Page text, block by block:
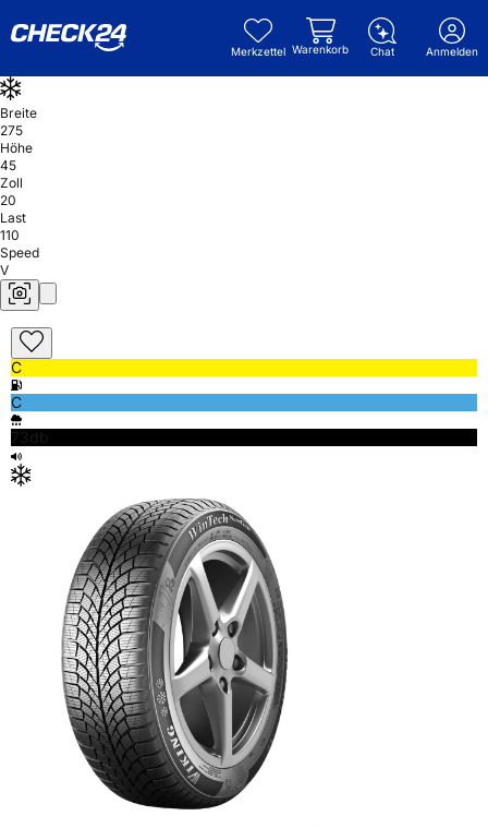
Merkzettel Warenkorb Chat Anmelden
Breite
275
Höhe
45
Zoll
20
Last
110
Speed
V
C
C
73db